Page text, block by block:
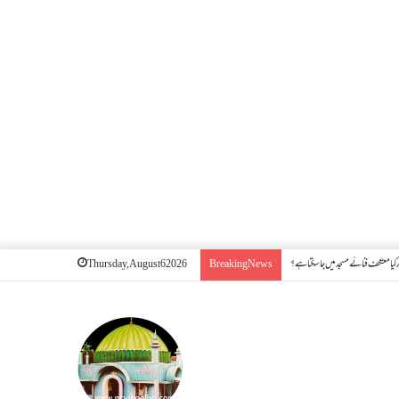
Thursday, August 6 2026 Breaking News معتکف فنائے مسجد میں جا سکتا ہے؟